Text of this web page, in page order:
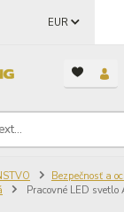
EUR
Bezpečnosť a
Pracovné LED